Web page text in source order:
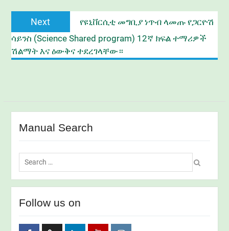
Next
post:
የዩኒቨርሲቲ መግቢያ ነጥብ ላመጡ የጋርዮሽ
ሳይንስ (Science Shared program) 12ኛ ክፍል ተማሪዎች
ሽልማት እና ዕውቅና ተደረገላቸው።
Manual Search
Search
for:
Follow us on